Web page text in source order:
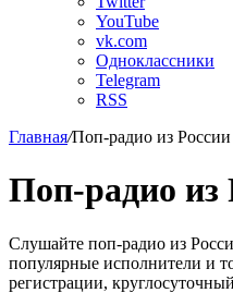
YouTube
vk.com
Одноклассники
Telegram
RSS
Главная/Поп-радио из России
Поп-радио из
Слушайте поп-радио из
популярные исполнители и
регистрации,